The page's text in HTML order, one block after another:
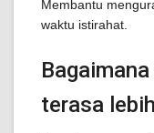
Membantu
waktu istirahat.
terasa